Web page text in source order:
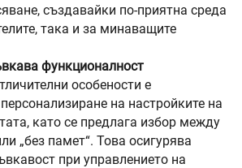
създавайки по-приятна среда
така и за минаващите
функционалност
особености е
на настройките на
като се предлага избор между
„без памет“. Това осигурява
при управлението на